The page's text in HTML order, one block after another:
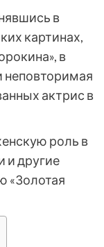
в
картинах,
в
неповторимая
актрис в
роль в
и другие
«Золотая